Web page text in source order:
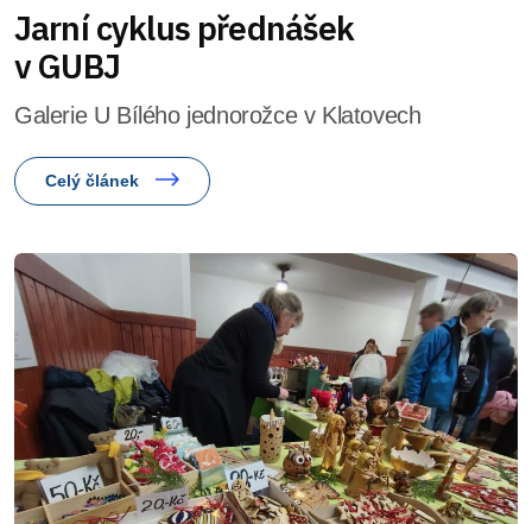
Jarní cyklus přednášek
v GUBJ
Galerie U Bílého jednorožce v Klatovech
Celý článek